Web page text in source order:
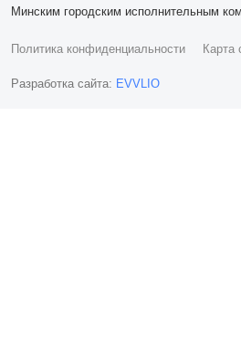
Минским городским исполнительным
Политика конфиденциальности Карта
Разработка сайта: EVVLIO